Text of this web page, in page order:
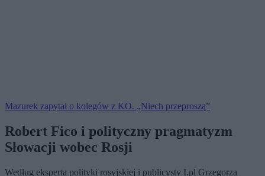
Mazurek zapytał o kolegów z KO. „Niech przeproszą”
Robert Fico i polityczny pragmatyzm
Słowacji wobec Rosji
Według eksperta polityki rosyjskiej i publicysty I.pl Grzegorza